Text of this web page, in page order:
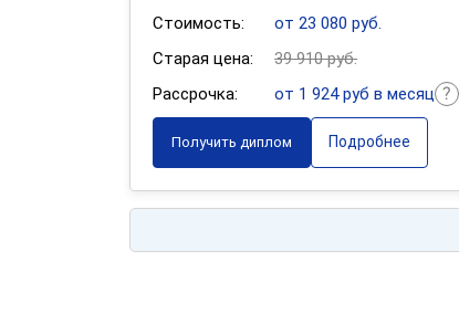
Стоимость:
от 23 080 руб.
Старая цена:
39 910 руб.
Рассрочка:
от 1 924 руб в месяц
Получить диплом Подробнее